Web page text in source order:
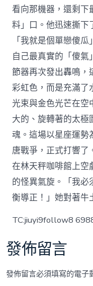
看向那機器，還剩下
料」口。他迅速撕下
「我就是個單戀傻
自己最真實的「傻氣
節器再次發出轟鳴，
彩虹色，而是充滿
光束與金色光芒在空
大的、旋轉著的太極
魂。這場以星座運勢
唐戰爭，正式打響了
在林天秤咖啡館上空
的怪異氣旋。「我必
衡導正！」她對著牛
TC:jiuyi9follow8
發佈留言
發佈留言必須填寫的電子